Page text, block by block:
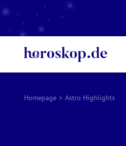
Homepage > Astro Highlights